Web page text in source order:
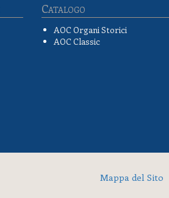
Catalogo
AOC Organi Storici
AOC Classic
Mappa del Sito